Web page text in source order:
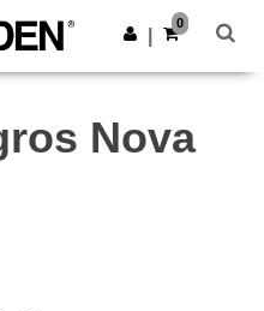
Obtenir l'appli
0
Nova